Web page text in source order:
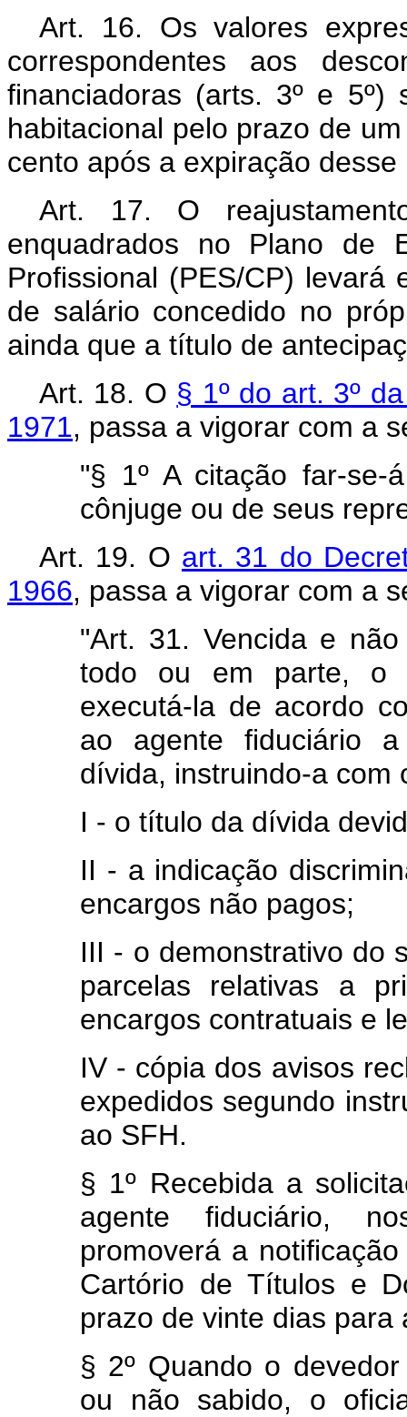
Art. 16. Os valores
correspondentes aos
financiadoras (arts. 3º e 5º)
habitacional pelo prazo de
cento após a expiração desse
Art. 17. O
enquadrados no Plano de
Profissional (PES/CP) levará
de salário concedido no
ainda que a título de
Art. 18. O § 1º do art. 3º
1971, passa a vigorar com a
"§ 1º A citação far-
cônjuge ou de seus
Art. 19. O art. 31 do
1966, passa a vigorar com a
"Art. 31. Vencida e
todo ou em parte, o
executá-la de acordo
ao agente fiduciário
dívida, instruindo-a com
I - o título da dívida
II - a indicação
encargos não pagos;
III - o demonstrativo do
parcelas relativas a
encargos contratuais e
IV - cópia dos avisos
expedidos segundo
ao SFH.
§ 1º Recebida a
agente fiduciário,
promoverá a
Cartório de Títulos e
prazo de vinte dias
§ 2º Quando o
ou não sabido, o